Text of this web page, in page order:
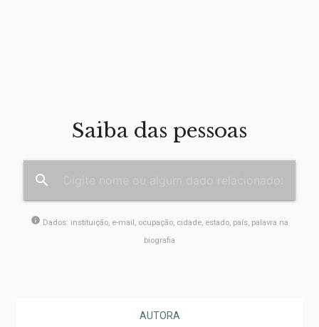
Saiba das pessoas
search
info Dados: instituição, e-mail, ocupação, cidade, estado, país, palavra na
biografia
AUTORA